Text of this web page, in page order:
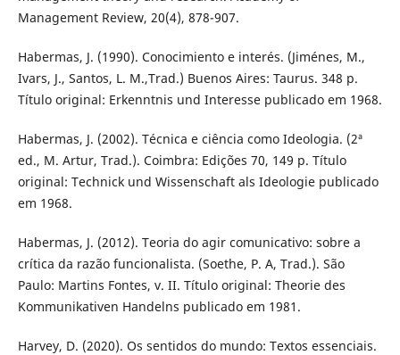
Management Review, 20(4), 878-907.
Habermas, J. (1990). Conocimiento e interés. (Jiménes, M.,
Ivars, J., Santos, L. M.,Trad.) Buenos Aires: Taurus. 348 p.
Título original: Erkenntnis und Interesse publicado em 1968.
Habermas, J. (2002). Técnica e ciência como Ideologia. (2ª
ed., M. Artur, Trad.). Coimbra: Edições 70, 149 p. Título
original: Technick und Wissenschaft als Ideologie publicado
em 1968.
Habermas, J. (2012). Teoria do agir comunicativo: sobre a
crítica da razão funcionalista. (Soethe, P. A, Trad.). São
Paulo: Martins Fontes, v. II. Título original: Theorie des
Kommunikativen Handelns publicado em 1981.
Harvey, D. (2020). Os sentidos do mundo: Textos essenciais.